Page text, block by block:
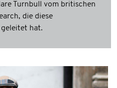
Turnbull vom britischen
die diese
hat.